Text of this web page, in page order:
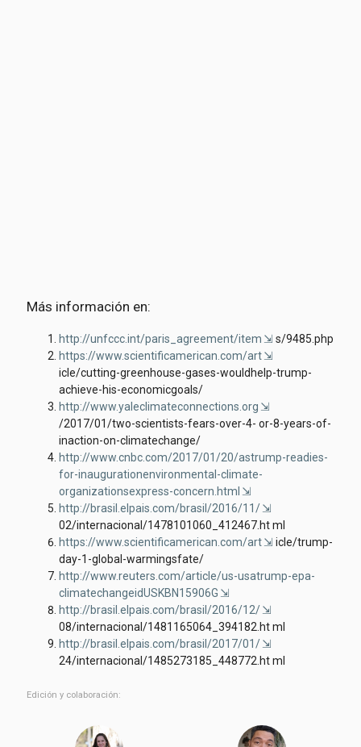
Más información en:
http://unfccc.int/paris_agreement/item
s/9485.php
https://www.scientificamerican.com/art
icle/cutting-greenhouse-gases-wouldhelp-trump-
achieve-his-economicgoals/
http://www.yaleclimateconnections.org
/2017/01/two-scientists-fears-over-4- or-8-years-of-
inaction-on-climatechange/
http://www.cnbc.com/2017/01/20/astrump-readies-
for-inaugurationenvironmental-climate-
organizationsexpress-concern.html
http://brasil.elpais.com/brasil/2016/11/
02/internacional/1478101060_412467.ht ml
https://www.scientificamerican.com/art
icle/trump-
day-1-global-warmingsfate/
http://www.reuters.com/article/us-usatrump-epa-
climatechangeidUSKBN15906G
http://brasil.elpais.com/brasil/2016/12/
08/internacional/1481165064_394182.ht ml
http://brasil.elpais.com/brasil/2017/01/
24/internacional/1485273185_448772.ht ml
Edición y colaboración: